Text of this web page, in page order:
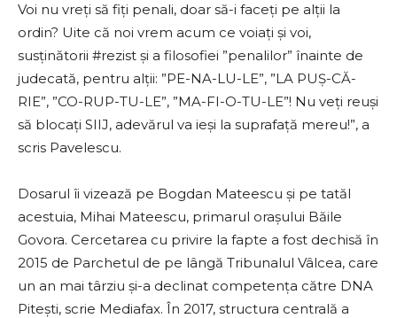
Voi nu vreți să fiți penali, doar să-i faceți pe alții la
ordin? Uite că noi vrem acum ce voiați și voi,
susținătorii #rezist și a filosofiei ”penalilor” înainte de
judecată, pentru alții: ”PE-NA-LU-LE”, ”LA PUȘ-CĂ-
RIE”, ”CO-RUP-TU-LE”, ”MA-FI-O-TU-LE”! Nu veți reuși
să blocați SIIJ, adevărul va ieși la suprafață mereu!”, a
scris Pavelescu.
Dosarul îi vizează pe Bogdan Mateescu şi pe tatăl
acestuia, Mihai Mateescu, primarul oraşului Băile
Govora. Cercetarea cu privire la fapte a fost dechisă în
2015 de Parchetul de pe lângă Tribunalul Vâlcea, care
un an mai târziu şi-a declinat competenţa către DNA
Piteşti, scrie Mediafax. În 2017, structura centrală a